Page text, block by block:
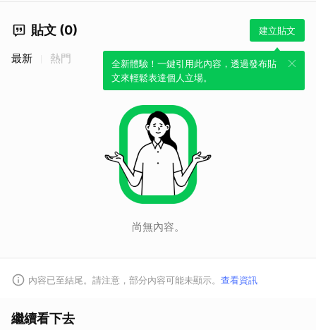
貼文 (0) 建立貼文
全新體驗！一鍵引用此內容，透過發布貼
文來輕鬆表達個人立場。
最新 熱門
尚無內容。
內容已至結尾。請注意，部分內容可能未顯示。 查看資訊
繼續看下去